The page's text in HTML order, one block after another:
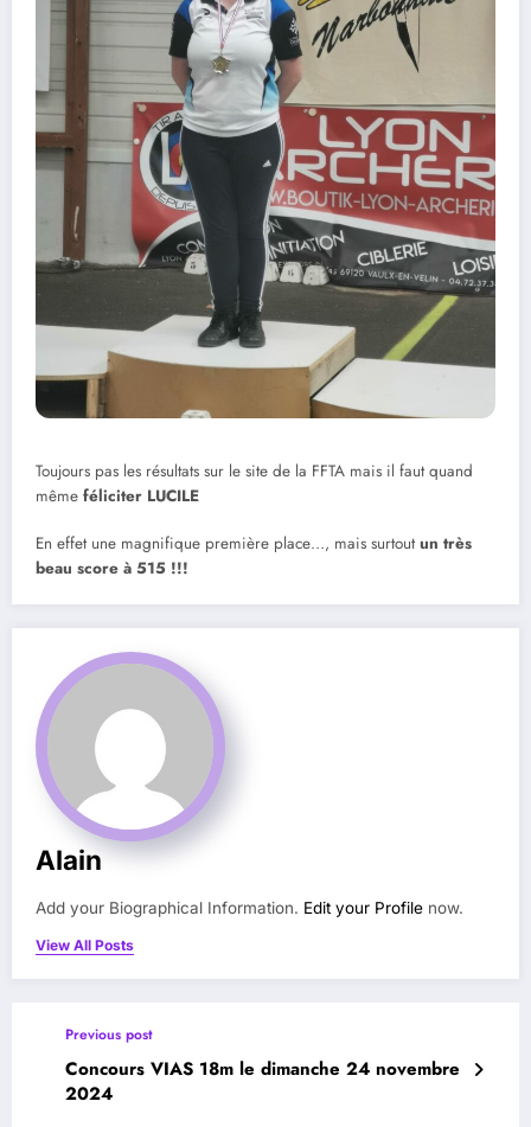
Toujours pas les résultats sur le site de la FFTA mais il faut quand
même féliciter LUCILE
En effet une magnifique première place…, mais surtoutun très
beau score à 515 !!!
Alain
Add your Biographical Information. Edit your Profile now.
View All Posts
Previous post
Concours VIAS 18m le dimanche 24 novembre
2024